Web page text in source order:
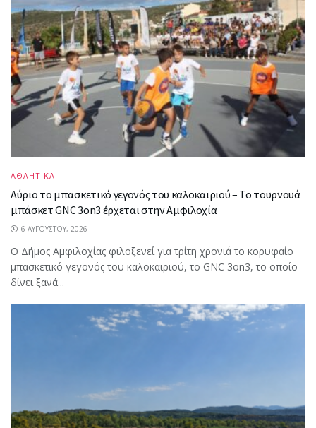
ΑΘΛΗΤΙΚΑ
Αύριο το μπασκετικό γεγονός του καλοκαιριού – Το τουρνουά
μπάσκετ GNC 3on3 έρχεται στην Αμφιλοχία
6 ΑΥΓΟΎΣΤΟΥ, 2026
Ο Δήμος Αμφιλοχίας φιλοξενεί για τρίτη χρονιά το κορυφαίο
μπασκετικό γεγονός του καλοκαιριού, το GNC 3on3, το οποίο
δίνει ξανά...